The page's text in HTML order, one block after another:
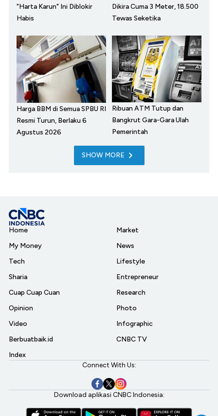
"Harta Karun" Ini Diblokir
Habis
Dikira Cuma 3 Meter, 18.500
Tewas Seketika
Harga BBM di Semua SPBU RI
Resmi Turun, Berlaku 6
Agustus 2026
Ribuan ATM Tutup dan
Bangkrut Gara-Gara Ulah
Pemerintah
SHOW MORE
Home
My Money
Tech
Sharia
Cuap Cuap Cuan
Opinion
Video
Berbuatbaik.id
Index
Market
News
Lifestyle
Entrepreneur
Research
Photo
Infographic
CNBC TV
Connect With Us:
Download aplikasi CNBC Indonesia: